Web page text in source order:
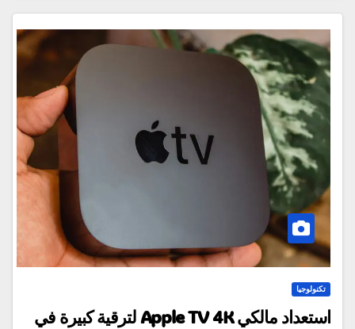
تكنولوجيا
استعداد مالكي Apple TV 4K لترقية كبيرة في